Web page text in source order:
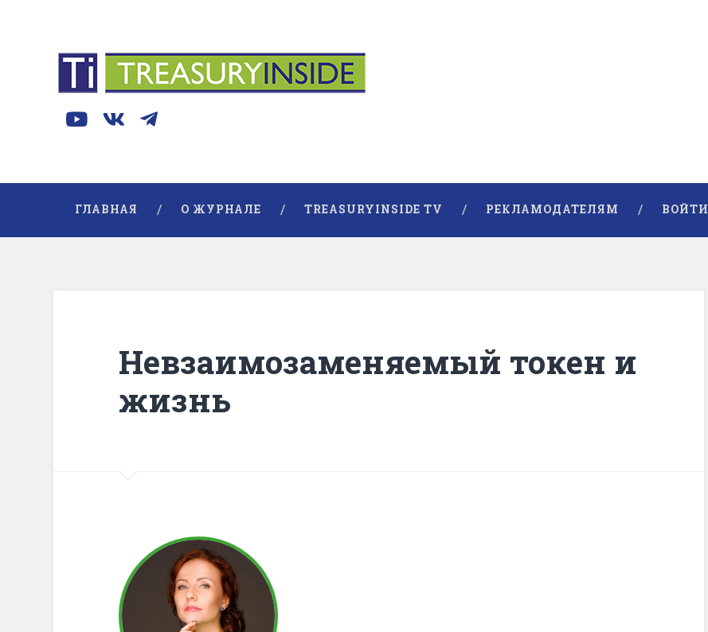
ГЛАВНАЯ О ЖУРНАЛЕ TREASURYINSIDE TV РЕКЛАМОДАТЕЛЯМ ВОЙТИ
Невзаимозаменяемый токен и
жизнь